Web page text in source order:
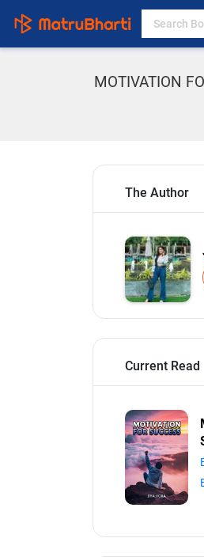
MOTIVATION
The Author
Current Read